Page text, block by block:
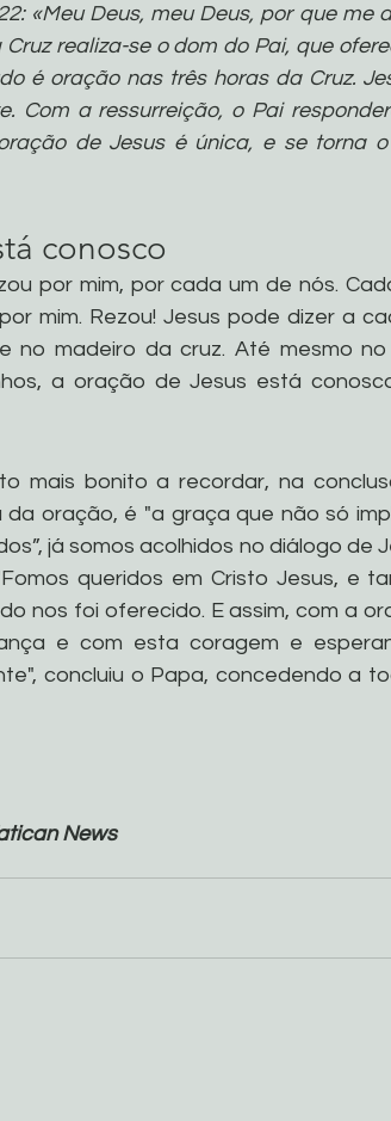
«Meu Deus, meu Deus, por que me
realiza-se o dom do Pai, que
é oração nas três horas da Cruz.
Com a ressurreição, o Pai
de Jesus é única, e se torna
conosco
por mim, por cada um de nós.
mim. Rezou! Jesus pode dizer a
no madeiro da cruz. Até mesmo
a oração de Jesus está
mais bonito a recordar, na
oração, é "a graça que não só
já somos acolhidos no diálogo de
queridos em Cristo Jesus, e
nos foi oferecido. E assim, com a
e com esta coragem e
concluiu o Papa, concedendo a
News